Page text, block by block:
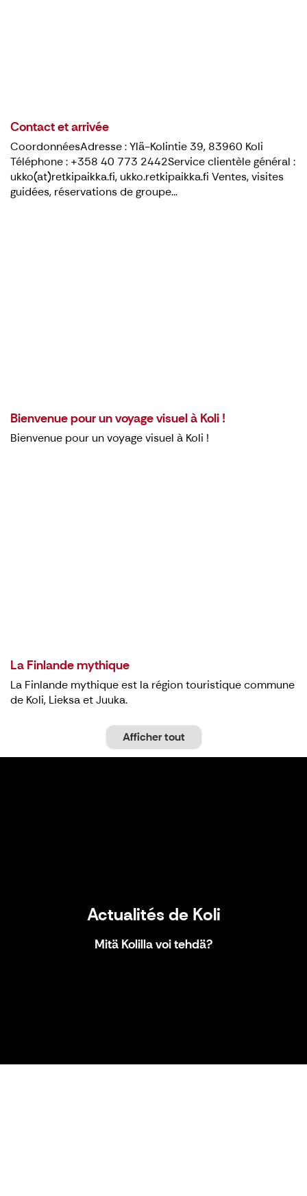
Contact et arrivée
CoordonnéesAdresse : Ylä-Kolintie 39, 83960 Koli
Téléphone : +358 40 773 2442Service clientèle général :
ukko(at)retkipaikka.fi, ukko.retkipaikka.fi Ventes, visites
guidées, réservations de groupe...
Bienvenue pour un voyage visuel à Koli !
Bienvenue pour un voyage visuel à Koli !
La Finlande mythique
La Finlande mythique est la région touristique commune
de Koli, Lieksa et Juuka.
Afficher tout
Actualités de Koli
Mitä Kolilla voi tehdä?